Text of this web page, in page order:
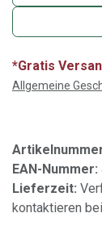
*Gratis
Allgemeine
EAN-Nummer:
Lieferzeit:
kontaktieren